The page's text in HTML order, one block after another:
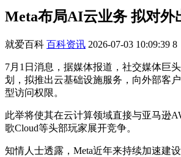
Meta布局AI云业务 拟对外
就爱百科 百科资讯 2026-07-03 10:09:39 8
7月1日消息，据媒体报道，社交媒体巨
划，拟推出云基础设施服务，向外部客
型访问权限。
此举将使其在云计算领域直接与亚马逊
歌Cloud等头部玩家展开竞争。
知情人士透露，Meta近年来持续加速建